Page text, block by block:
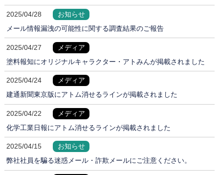
2025/04/28
お知らせ
メール情報漏洩の可能性に関する調査結果のご報告
2025/04/27
メディア
塗料報知にオリジナルキャラクター・アトみんが掲載されました
2025/04/24
メディア
建通新聞東京版にアトム消せるラインが掲載されました
2025/04/22
メディア
化学工業日報にアトム消せるラインが掲載されました
2025/04/15
お知らせ
弊社社員を騙る迷惑メール・詐欺メールにご注意ください。